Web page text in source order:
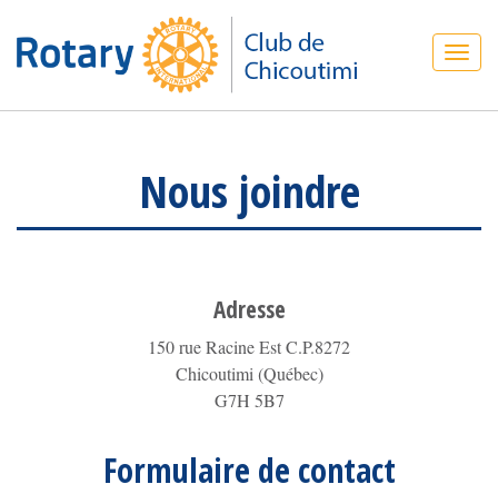
Nous joindre
Adresse
150 rue Racine Est C.P.8272
Chicoutimi (Québec)
G7H 5B7
Formulaire de contact